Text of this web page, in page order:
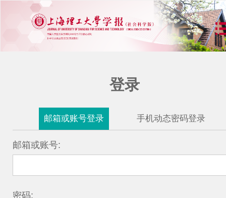
登录
邮箱或账号登录 手机动态密码登录
邮箱或账号:
密码: